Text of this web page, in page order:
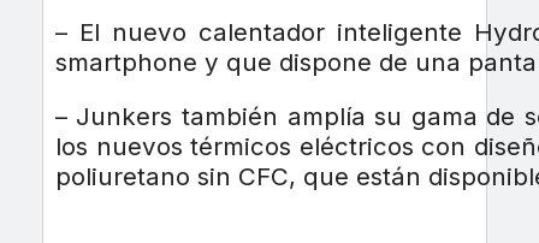
– El nuevo calentador inteligente
smartphone y que dispone de una
– Junkers también amplía su gama de
los nuevos térmicos eléctricos con
poliuretano sin CFC, que están